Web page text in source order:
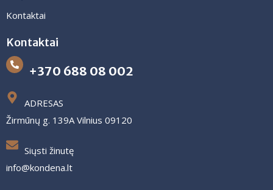
Kontaktai
Kontaktai
+370 688 08 002
ADRESAS
Žirmūnų g. 139A Vilnius 09120
Siųsti žinutę
info@kondena.lt